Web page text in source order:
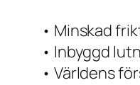
• Minskad
• Inbyggd
• Världens